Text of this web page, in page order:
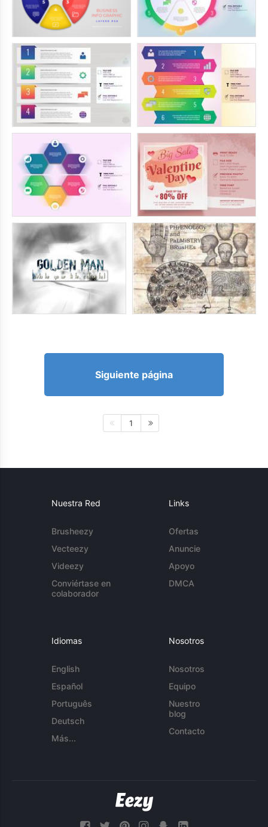
Siguiente página
1
Nuestra Red
Brusheezy
Vecteezy
Videezy
Conviértase en
colaborador
Links
Ofertas
Anuncie
Apoyo
DMCA
Idiomas
English
Español
Português
Deutsch
Más...
Nosotros
Nosotros
Equipo
Nuestro
blog
Contacto